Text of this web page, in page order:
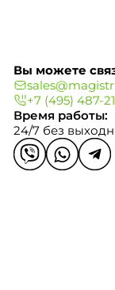
Вы можете
+7 (495) 487-
Время работы:
24/7 без